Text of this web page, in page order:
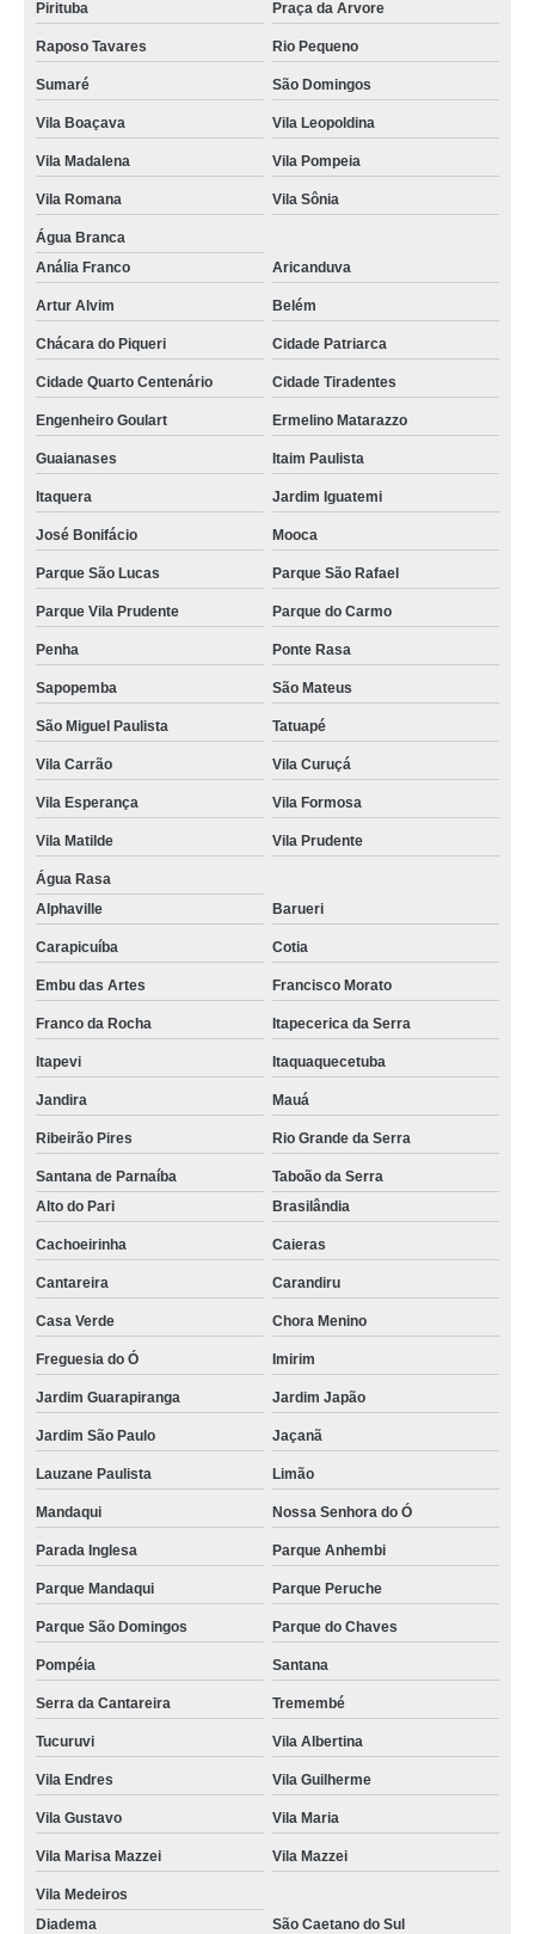
Pirituba Praça da Arvore
Raposo Tavares Rio Pequeno
Sumaré São Domingos
Vila Boaçava Vila Leopoldina
Vila Madalena Vila Pompeia
Vila Romana Vila Sônia
Água Branca
Anália Franco
Aricanduva
Artur Alvim Belém
Chácara do Piqueri Cidade Patriarca
Cidade Quarto Centenário Cidade Tiradentes
Engenheiro Goulart Ermelino Matarazzo
Guaianases Itaim Paulista
Itaquera Jardim Iguatemi
José Bonifácio Mooca
Parque São Lucas Parque São Rafael
Parque Vila Prudente Parque do Carmo
Penha Ponte Rasa
Sapopemba São Mateus
São Miguel Paulista Tatuapé
Vila Carrão Vila Curuçá
Vila Esperança Vila Formosa
Vila Matilde Vila Prudente
Água Rasa
Alphaville
Barueri
Carapicuíba Cotia
Embu das Artes Francisco Morato
Franco da Rocha Itapecerica da Serra
Itapevi Itaquaquecetuba
Jandira Mauá
Ribeirão Pires Rio Grande da Serra
Santana de Parnaíba
Taboão da Serra
Alto do Pari
Brasilândia
Cachoeirinha Caieras
Cantareira Carandiru
Casa Verde Chora Menino
Freguesia do Ó Imirim
Jardim Guarapiranga Jardim Japão
Jardim São Paulo Jaçanã
Lauzane Paulista Limão
Mandaqui Nossa Senhora do Ó
Parada Inglesa Parque Anhembi
Parque Mandaqui Parque Peruche
Parque São Domingos Parque do Chaves
Pompéia Santana
Serra da Cantareira Tremembé
Tucuruvi Vila Albertina
Vila Endres Vila Guilherme
Vila Gustavo Vila Maria
Vila Marisa Mazzei Vila Mazzei
Vila Medeiros
Diadema
São Caetano do Sul